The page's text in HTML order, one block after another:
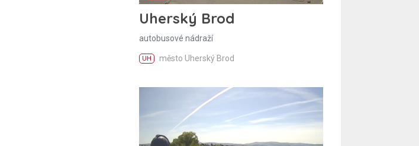
Uherský Brod
autobusové nádraží
UH město Uherský Brod